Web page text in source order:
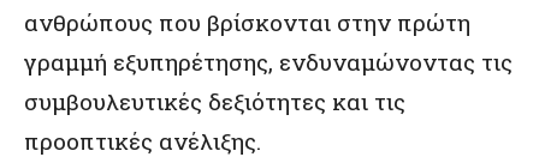
ανθρώπους που βρίσκονται στην πρώτη
γραμμή εξυπηρέτησης, ενδυναμώνοντας τις
συμβουλευτικές δεξιότητες και τις
προοπτικές ανέλιξης.